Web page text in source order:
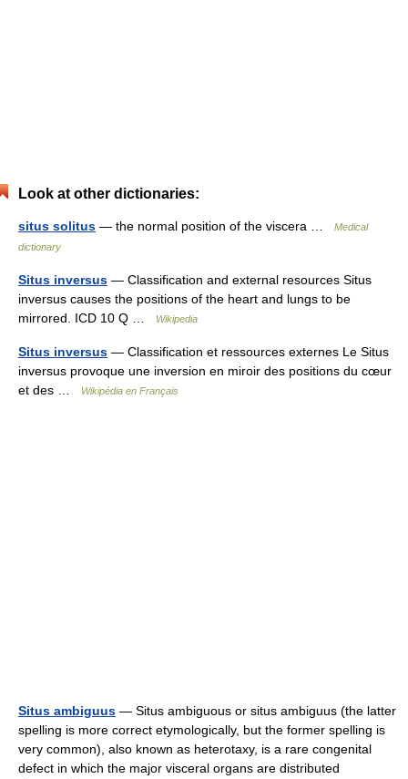
Look at other dictionaries:
situs solitus — the normal position of the viscera …
Medical
dictionary
Situs inversus — Classification and external resources Situs
inversus causes the positions of the heart and lungs to be
mirrored. ICD 10 Q …
Wikipedia
Situs inversus — Classification et ressources externes Le Situs
inversus provoque une inversion en miroir des positions du cœur
et des …
Wikipédia en Français
Situs ambiguus — Situs ambiguous or situs ambiguus (the latter
spelling is more correct etymologically, but the former spelling is
very common), also known as heterotaxy, is a rare congenital
defect in which the major visceral organs are distributed